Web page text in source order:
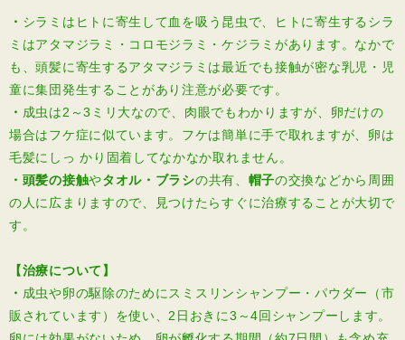
・ シラミはヒトに寄生して血を吸う昆虫で、ヒトに寄生するシラ
ミはアタマジラミ・コロモジラミ・ケジラミがあります。なかで
も、頭髪に寄生するアタマジラミは最近でも接触が密な乳児・児
童に集団発生することがあり注意が必要です。
・ 成虫は2～3ミリ大なので、肉眼でもわかりますが、卵だけの
場合はフケ症に似ています。フケは簡単に手で取れますが、卵は
毛髪にしっ かり固着してなかなか取れません。
・ 頭髪の接触やタオル・ブラシの共有、 帽子の交換などから周囲
の人に広まりますので、見つけたらすぐに治療することが大切で
す。
【治療について】
・ 成虫や卵の駆除のためにスミスリンシャンプー・パウダー（市
販されています）を使い、2日おきに3～4回シャンプーします。